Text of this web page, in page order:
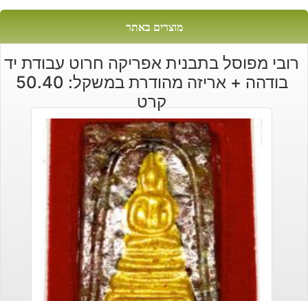
מוצרים באתר
רובי מפוסל בתבנית אפריקה חרוט עבודת יד
בודהה + אריזה מהודרת במשקל: 50.40
קרט